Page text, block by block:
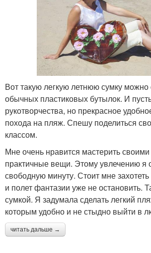
Вот такую легкую летнюю сумку можно
обычных пластиковых бутылок. И
рукотворчества, но прекрасное
похода на пляж. Спешу поделиться
классом.
Мне очень нравится мастерить
практичные вещи. Этому увлечению я
свободную минуту. Стоит мне захотеть
и полет фантазии уже не остановить.
сумкой. Я задумала сделать легкий
которым удобно и не стыдно выйти в
читать дальше →